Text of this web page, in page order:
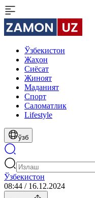
Ўзбекистон
Жаҳон
Сиёсат
Жиноят
Маданият
Спорт
Cаломатлик
Lifestyle
ўзб
Ўзбекистон
08:44 / 16.12.2024